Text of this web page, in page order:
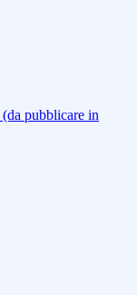
pubblicare in